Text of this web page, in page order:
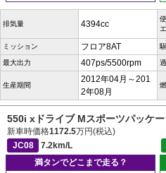
排気量 4394cc
ミッション フロア8AT
最大出力 407ps/5500rpm
生産期間
2012年04月～201
2年08月
550i xドライブ Mスポーツパッケ
新車時価格1172.5万円(税込)
JC08
7.2km/L
満タンでどこまで走る？